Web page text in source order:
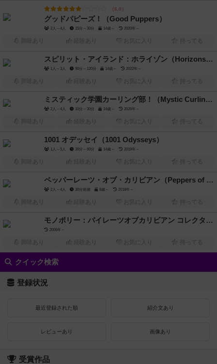
6.0
グッドパピーズ！（Good Puppers）
2人～4人 15分～30分 14歳～ 2020年～
興味あり 経験あり お気に入り 持ってる
スピリット・アイランド：ホライゾン（Horizons of Spirit Island）
1人～3人 90分～120分 14歳～ 2022年～
興味あり 経験あり お気に入り 持ってる
ミスティック学園カーリング部！（Mystic Curling Club）
2人～4人 10分～30分 14歳～ 2026年～
興味あり 経験あり お気に入り 持ってる
1001 オデッセイ（1001 Odysseys）
1人～5人 30分～60分 14歳～ 2019年～
興味あり 経験あり お気に入り 持ってる
ペッパーレーツ・オブ・カリビアン（Peppers of the Caribbean）
2人～4人 30分前後 8歳～ 2018年～
興味あり 経験あり お気に入り 持ってる
モノポリー：パイレーツオブカリビアン コレクターズエディション（Monopoly: Pirates of the Caribbean Collector's Edition）
2006年～
興味あり 経験あり お気に入り 持ってる
クイック検索
登録状況
最近登録された順 紹介文あり
レビューあり 画像あり
受賞作品